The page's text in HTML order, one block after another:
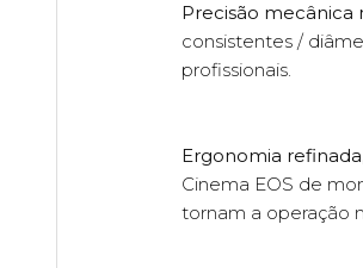
Precisão
consistentes /
profissionais.
Ergonomia
Cinema EOS de
tornam a operação